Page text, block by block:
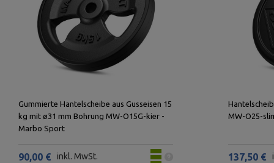
Gummierte Hantelscheibe aus Gusseisen 15
kg mit ø31 mm Bohrung MW-O15G-kier -
Marbo Sport
90,00 € inkl. MwSt.
MW-O25-
137,50 €